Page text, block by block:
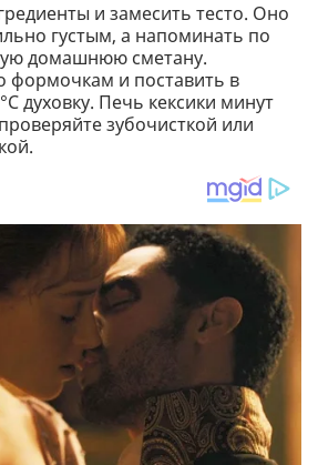
и замесить тесто. Оно
густым, а напоминать по
домашнюю сметану.
формочкам и поставить в
духовку. Печь кексики минут
зубочисткой или